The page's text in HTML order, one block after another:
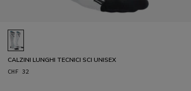
CALZINI LUNGHI TECNICI SCI UNISEX
CHF 32